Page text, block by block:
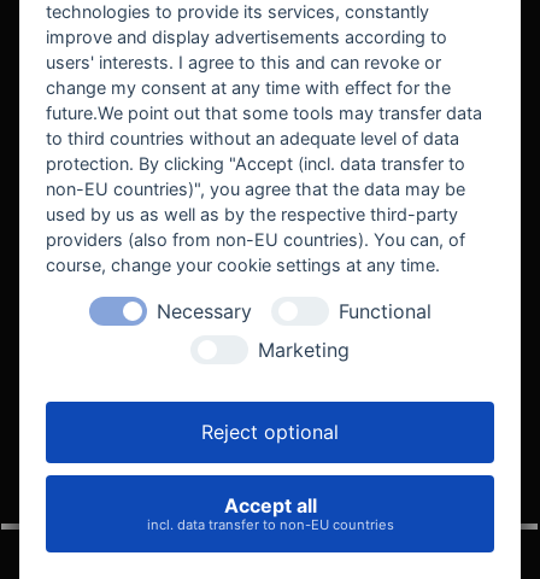
BEKANNT AUS
VELOCITY AUTOMOTIVE
technologies to provide its services, constantly
improve and display advertisements according to
users' interests. I agree to this and can revoke or
change my consent at any time with effect for the
future.We point out that some tools may transfer data
to third countries without an adequate level of data
protection. By clicking "Accept (incl. data transfer to
non-EU countries)", you agree that the data may be
used by us as well as by the respective third-party
providers (also from non-EU countries). You can, of
course, change your cookie settings at any time.
Necessary
Functional
Marketing
Reject optional
Accept all
incl. data transfer to non-EU countries